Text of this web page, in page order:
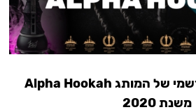
גוסטו - היבואן הרשמי של המותג Alpha Hookah
משנת 2020